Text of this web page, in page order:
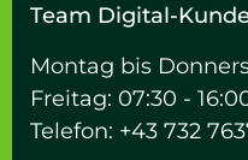
Team Digital-
Montag bis
Freitag: 07:30 -
Telefon: +43 732